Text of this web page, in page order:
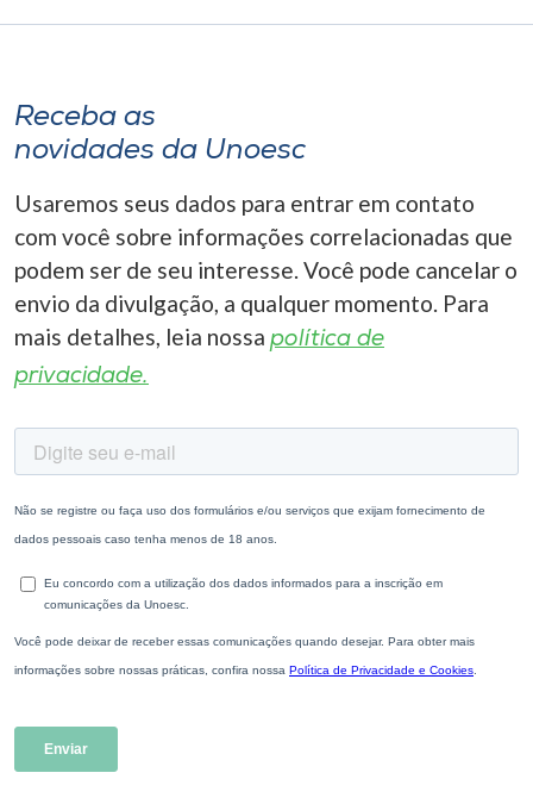
Receba as
novidades da Unoesc
Usaremos seus dados para entrar em contato
com você sobre informações correlacionadas que
podem ser de seu interesse. Você pode cancelar o
envio da divulgação, a qualquer momento. Para
mais detalhes, leia nossa política de
privacidade.